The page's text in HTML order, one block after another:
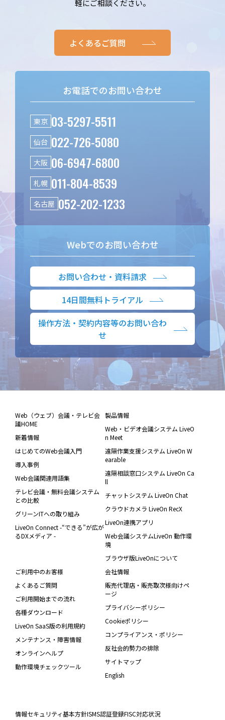
軽にご相談ください。
よくあるご質問
お電話でのお問い合わせ
東京 03-5297-5511
仙台 022-726-5080
大阪 06-6947-6800
札幌 011-804-8539
名古屋 052-202-1233
Webでのお問い合わせ
お問い合わせ・資料請求
14日間無料トライアル
操作方法・契約内容等のお問い合わ
せ
Web（ウェブ）会議・テレビ会
議HOME
新着情報
はじめてのWeb会議入門
導入事例
Web会議関連用語集
テレビ会議・無料会議システム
との比較
グリーンITへの取り組み
LiveOn Connect -“できる”が広が
るDXメディア -
製品情報
Web・ビデオ会議システム LiveO
n Meet
遠隔作業支援システム LiveOn W
earable
遠隔相談窓口システム LiveOn Ca
ll
チャットシステム LiveOn Chat
クラウドカメラ LiveOn RecX
LiveOn連携アプリ
Web会議システムLiveOn 動作環
境
ブラウザ版LiveOnについて
ご利用中のお客様
よくあるご質問
ご利用開始までの流れ
各種ダウンロード
LiveOn SaaS版の利用規約
メンテナンス・障害情報
オンラインヘルプ
動作環境チェックツール
会社情報
販売代理店・販売取次様向けペ
ージ
プライバシーポリシー
Cookieポリシー
コンプライアンス・ポリシー
反社会的勢力の排除
サイトマップ
English
情報セキュリティ基本方針ISMS認証登録FISC対応状況